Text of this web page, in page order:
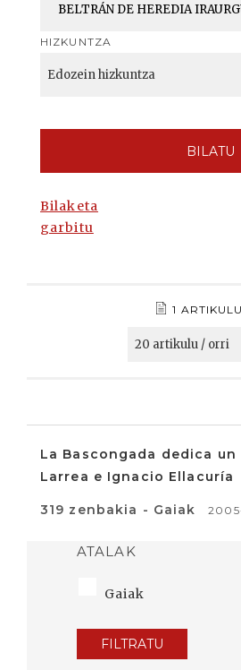
HIZKUNTZA
BILATU
Bilaketa
garbitu
1 ARTIKULU
La Bascongada dedica un
Larrea e Ignacio Ellacuría
319 zenbakia - Gaiak
ATALAK
Gaiak
FILTRATU